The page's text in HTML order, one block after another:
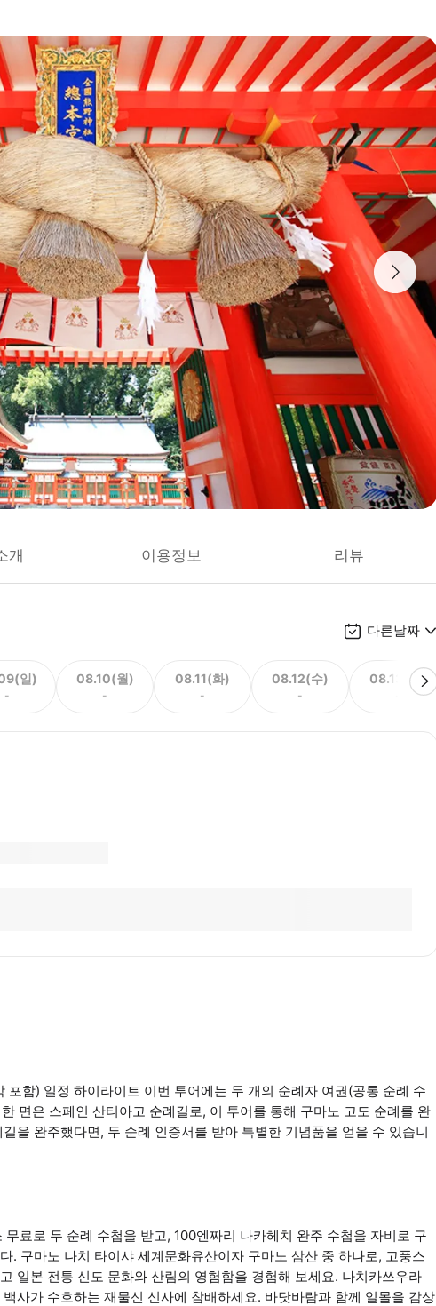
개 이용정보 리뷰
다른날짜
일)
-
08.10(월)
-
08.11(화)
-
08.12(수)
-
08.13(목)
포함) 일정 하이라이트 이번 투어에는 두 개의 순례자 여권(공통 순례 수
면은 스페인 산티아고 순례길로, 이 투어를 통해 구마노 고도 순례를 완
을 완주했다면, 두 순례 인증서를 받아 특별한 기념품을 얻을 수 있습니
료로 두 순례 수첩을 받고, 100엔짜리 나카헤치 완주 수첩을 자비로 구
. 구마노 나치 타이샤 세계문화유산이자 구마노 삼산 중 하나로, 고풍스
일본 전통 신도 문화와 산림의 영험함을 경험해 보세요. 나치카쓰우라
사가 수호하는 재물신 신사에 참배하세요. 바닷바람과 함께 일몰을 감상